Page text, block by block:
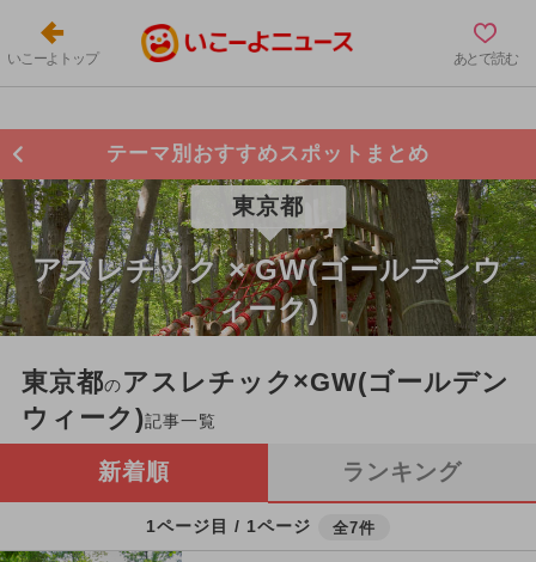
いこーよトップ あとで読む
テーマ別おすすめスポットまとめ
東京都
アスレチック × GW(ゴールデンウ
ィーク)
東京都のアスレチック×GW(ゴールデン
ウィーク)記事一覧
新着順 ランキング
1ページ目 / 1ページ 全7件